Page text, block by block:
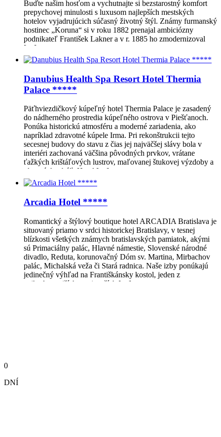
Buďte našim hosťom a vychutnajte si bezstarostný komfort
prepychovej minulosti s luxusom najlepších mestských
hotelov vyjadrujúcich súčasný životný štýl. Známy furmanský
hostinec „Koruna“ si v roku 1882 prenajal ambiciózny
podnikateľ František Lakner a v r. 1885 ho zmodernizoval
[…]
Danubius Health Spa Resort Hotel Thermia
Palace *****
Päťhviezdičkový kúpeľný hotel Thermia Palace je zasadený
do nádherného prostredia kúpeľného ostrova v Piešťanoch.
Ponúka historickú atmosféru a moderné zariadenia, ako
napríklad zdravotné kúpele Irma. Pri rekonštrukcii tejto
secesnej budovy do stavu z čias jej najväčšej slávy bola v
interiéri zachovaná väčšina pôvodných prvkov, vrátane
ťažkých krištáľových lustrov, maľovanej štukovej výzdoby a
okenných tabúľ. Hotel […]
Arcadia Hotel *****
Romantický a štýlový boutique hotel ARCADIA Bratislava je
situovaný priamo v srdci historickej Bratislavy, v tesnej
blízkosti všetkých známych bratislavských pamiatok, akými
sú Primaciálny palác, Hlavné námestie, Slovenské národné
divadlo, Reduta, korunovačný Dóm sv. Martina, Mirbachov
palác, Michalská veža či Stará radnica. Naše izby ponúkajú
jedinečný výhľad na Františkánsky kostol, jeden z
najhodnotnejších a najstarších […]
0
DNÍ